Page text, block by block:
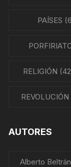
PAÍSES
RELIGIÓN
AUTORES
Alberto Beltrán